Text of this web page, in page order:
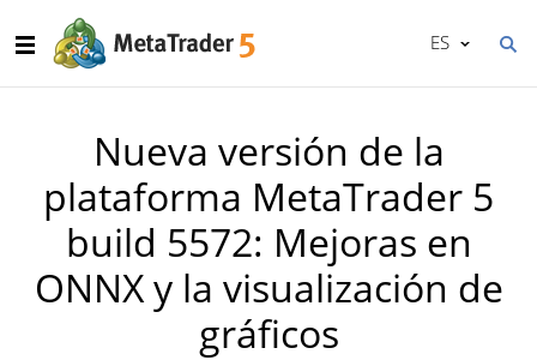
ES
Nueva versión de la
plataforma MetaTrader 5
build 5572: Mejoras en
ONNX y la visualización de
gráficos